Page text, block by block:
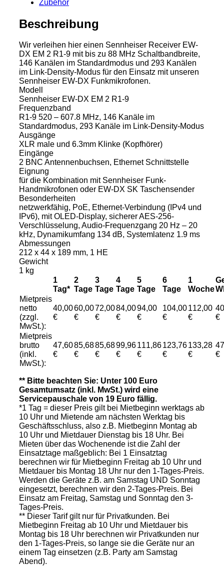
Zubehör
Beschreibung
Wir verleihen hier einen Sennheiser Receiver EW-
DX EM 2 R1-9 mit bis zu 88 MHz Schaltbandbreite,
146 Kanälen im Standardmodus und 293 Kanälen
im Link-Density-Modus für den Einsatz mit unseren
Sennheiser EW-DX Funkmikrofonen.
Modell
Sennheiser EW-DX EM 2 R1-9
Frequenzband
R1-9 520 – 607.8 MHz, 146 Kanäle im
Standardmodus, 293 Kanäle im Link-Density-Modus
Ausgänge
XLR male und 6.3mm Klinke (Kopfhörer)
Eingänge
2 BNC Antennenbuchsen, Ethernet Schnittstelle
Eignung
für die Kombination mit Sennheiser Funk-
Handmikrofonen oder EW-DX SK Taschensender
Besonderheiten
netzwerkfähig, PoE, Ethernet-Verbindung (IPv4 und
IPv6), mit OLED-Display, sicherer AES-256-
Verschlüsselung, Audio-Frequenzgang 20 Hz – 20
kHz, Dynamikumfang 134 dB, Systemlatenz 1.9 ms
Abmessungen
212 x 44 x 189 mm, 1 HE
Gewicht
1 kg
1
Tag*
2
Tage
3
Tage
4
Tage
5
Tage
6
Tage
1
Woche
Mietpreis
netto
(zzgl.
MwSt.):
40,00
€
60,00
€
72,00
€
84,00
€
94,00
€
104,00
€
112,00
€
€
Mietpreis
brutto
(inkl.
MwSt.):
47,60
€
85,68
€
85,68
€
99,96
€
111,86
€
123,76
€
133,28
€
€
** Bitte beachten Sie: Unter 100 Euro
Gesamtumsatz (inkl. MwSt.) wird eine
Servicepauschale von 19 Euro fällig.
*1 Tag = dieser Preis gilt bei Mietbeginn werktags ab
10 Uhr und Mietende am nächsten Werktag bis
Geschäftsschluss, also z.B. Mietbeginn Montag ab
10 Uhr und Mietdauer Dienstag bis 18 Uhr. Bei
Mieten über das Wochenende ist die Zahl der
Einsatztage maßgeblich: Bei 1 Einsatztag
berechnen wir für Mietbeginn Freitag ab 10 Uhr und
Mietdauer bis Montag 18 Uhr nur den 1-Tages-Preis.
Werden die Geräte z.B. am Samstag UND Sonntag
eingesetzt, berechnen wir den 2-Tages-Preis. Bei
Einsatz am Freitag, Samstag und Sonntag den 3-
Tages-Preis.
** Dieser Tarif gilt nur für Privatkunden. Bei
Mietbeginn Freitag ab 10 Uhr und Mietdauer bis
Montag bis 18 Uhr berechnen wir Privatkunden nur
den 1-Tages-Preis, so lange sie die Geräte nur an
einem Tag einsetzen (z.B. Party am Samstag
Abend).